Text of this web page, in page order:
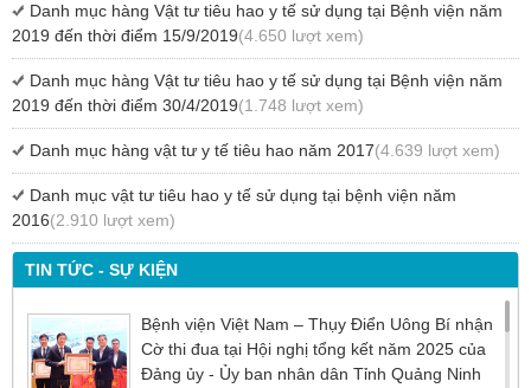
TIN TỨC - SỰ KIỆN
Bệnh viện Việt Nam – Thụy Điển Uông Bí nhận
Cờ thi đua tại Hội nghị tổng kết năm 2025 của
Đảng ủy - Ủy ban nhân dân Tỉnh Quảng Ninh
Danh mục hàng Vật tư tiêu hao y tế sử dụng tại Bệnh viện năm
2019 đến thời điểm 15/9/2019(4.650 lượt xem)
Danh mục hàng Vật tư tiêu hao y tế sử dụng tại Bệnh viện năm
2019 đến thời điểm 30/4/2019(1.748 lượt xem)
Danh mục hàng vật tư y tế tiêu hao năm 2017(4.639 lượt xem)
Danh mục vật tư tiêu hao y tế sử dụng tại bệnh viện năm
2016(2.910 lượt xem)